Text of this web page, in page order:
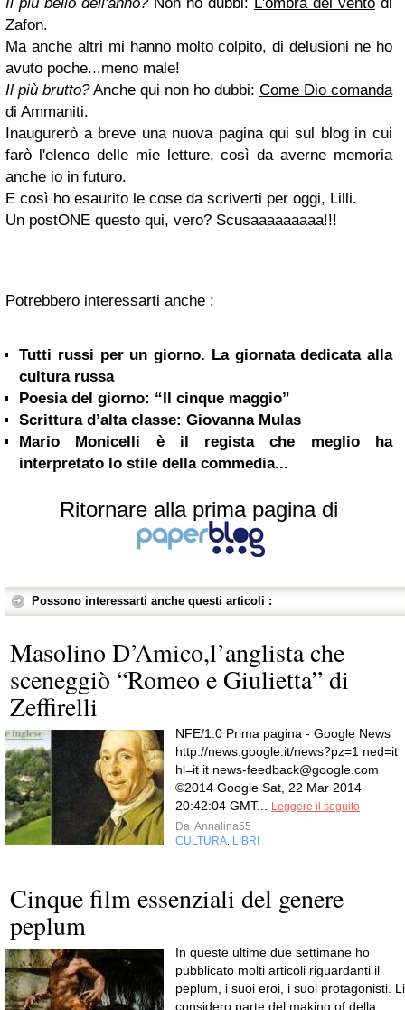
Zafon.
Ma anche altri mi hanno molto colpito, di delusioni ne ho
avuto poche...meno male!
Il più brutto?Anche qui non ho dubbi: Come Dio comanda
di Ammaniti.
Inaugurerò a breve una nuova pagina qui sul blog in cui
farò l'elenco delle mie letture, così da averne memoria
anche io in futuro.
E così ho esaurito le cose da scriverti per oggi, Lilli.
Un postONE questo qui, vero? Scusaaaaaaaaa!!!
Potrebbero interessarti anche :
Tutti russi per un giorno. La giornata dedicata alla
cultura russa
Poesia del giorno: “Il cinque maggio”
Scrittura d’alta classe: Giovanna Mulas
Mario Monicelli è il regista che meglio ha
interpretato lo stile della commedia...
Ritornare alla prima pagina di
Possono interessarti anche questi articoli :
Masolino D’Amico,l’anglista che
sceneggiò “Romeo e Giulietta” di
Zeffirelli
NFE/1.0 Prima pagina - Google News
http://news.google.it/news?pz=1 ned=it
hl=it it news-feedback@google.com
©2014 Google Sat, 22 Mar 2014
20:42:04 GMT...
Leggere il seguito
Da Annalina55
CULTURA LIBRI
Cinque film essenziali del genere
peplum
In queste ultime due settimane ho
pubblicato molti articoli riguardanti il
peplum, i suoi eroi, i suoi protagonisti. Li
considero parte del making of della